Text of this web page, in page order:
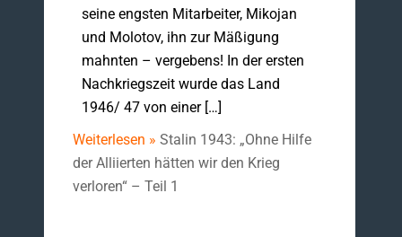
seine eng­sten Mitarbeiter, Mikojan
und Molotov, ihn zur Mäßigung
mahnten – verge­bens! ­In der ersten
Nachkriegszeit wurde das Land
1946/ 47 von einer […]
Weiterlesen » Stalin 1943: „Ohne Hilfe
der Alliierten hätten wir den Krieg
verloren“ – Teil 1